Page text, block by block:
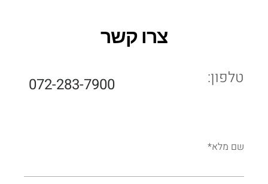
צרו קשר
טלפון: 072-283-7900
שם מלא*